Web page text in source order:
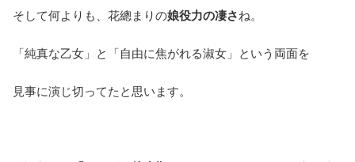
そして何よりも、花總まりの娘役力の凄さね。
「純真な乙女」と「自由に焦がれる淑女」という両面を
見事に演じ切ってたと思います。